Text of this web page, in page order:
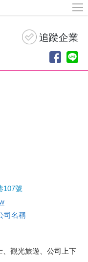
107號
司名稱
觀光旅遊、公司上下